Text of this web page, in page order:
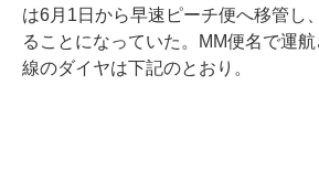
は6月1日から早速ピーチ便へ移管し
ることになっていた。MM便名で運
線のダイヤは下記のとおり。